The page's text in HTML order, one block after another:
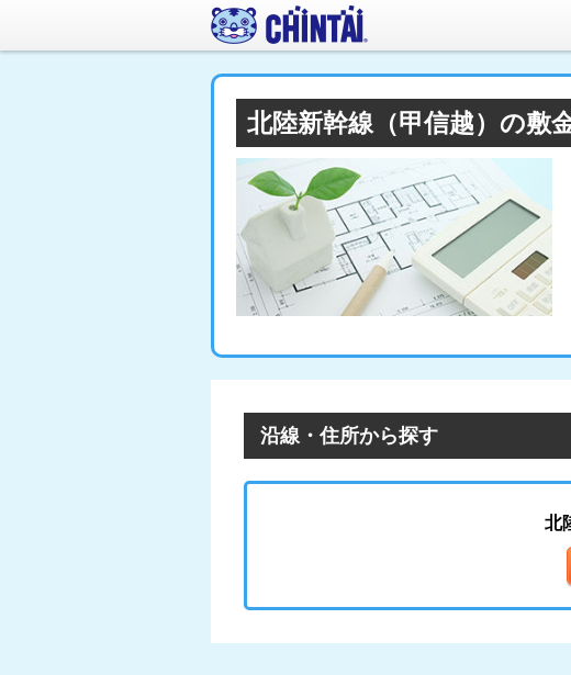
北陸新幹線（甲信越）の敷
沿線・住所から探す
北